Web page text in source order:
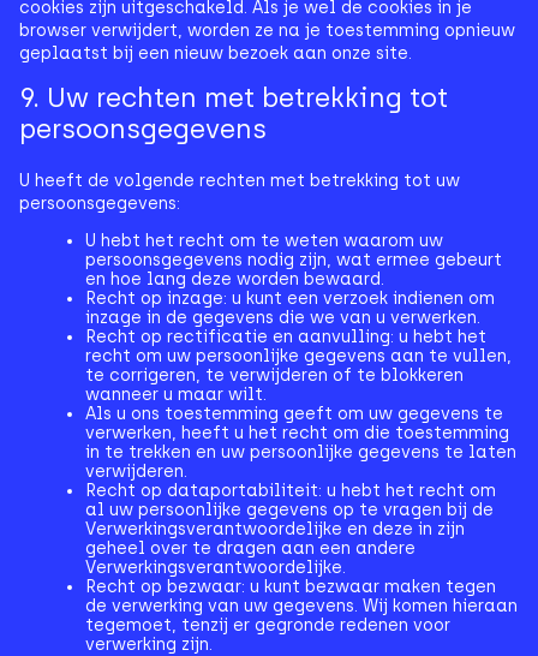
cookies zijn uitgeschakeld. Als je wel de cookies in je
browser verwijdert, worden ze na je toestemming opnieuw
geplaatst bij een nieuw bezoek aan onze site.
9. Uw rechten met betrekking tot
persoonsgegevens
U heeft de volgende rechten met betrekking tot uw
persoonsgegevens:
U hebt het recht om te weten waarom uw
persoonsgegevens nodig zijn, wat ermee gebeurt
en hoe lang deze worden bewaard.
Recht op inzage: u kunt een verzoek indienen om
inzage in de gegevens die we van u verwerken.
Recht op rectificatie en aanvulling: u hebt het
recht om uw persoonlijke gegevens aan te vullen,
te corrigeren, te verwijderen of te blokkeren
wanneer u maar wilt.
Als u ons toestemming geeft om uw gegevens te
verwerken, heeft u het recht om die toestemming
in te trekken en uw persoonlijke gegevens te laten
verwijderen.
Recht op dataportabiliteit: u hebt het recht om
al uw persoonlijke gegevens op te vragen bij de
Verwerkingsverantwoordelijke en deze in zijn
geheel over te dragen aan een andere
Verwerkingsverantwoordelijke.
Recht op bezwaar: u kunt bezwaar maken tegen
de verwerking van uw gegevens. Wij komen hieraan
tegemoet, tenzij er gegronde redenen voor
verwerking zijn.